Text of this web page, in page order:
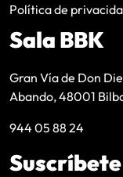
Política de
Sala BBK
Gran Vía de Don
Abando, 48001
944 05 88 24